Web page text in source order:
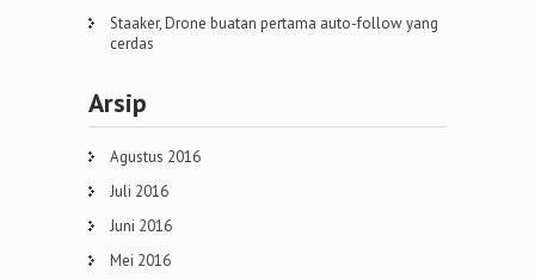
Staaker, Drone buatan pertama auto-follow yang
cerdas
Arsip
Agustus 2016
Juli 2016
Juni 2016
Mei 2016